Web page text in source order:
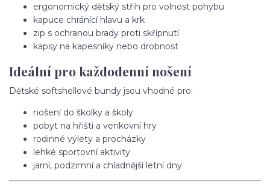
ergonomický dětský střih pro volnost pohybu
kapuce chránící hlavu a krk
zip s ochranou brady proti skřípnutí
kapsy na kapesníky nebo drobnost
Ideální pro každodenní nošení
Dětské softshellové bundy jsou vhodné pro:
nošení do školky a školy
pobyt na hřišti a venkovní hry
rodinné výlety a procházky
lehké sportovní aktivity
jarní, podzimní a chladnější letní dny